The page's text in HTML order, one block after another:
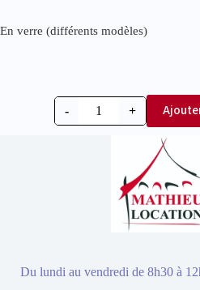
En verre (différents modèles)
- +
Du lundi au vendredi de 8h30 à